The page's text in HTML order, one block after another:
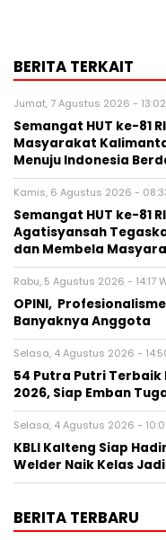
BERITA TERKAIT
Jumat, 7 Agustus 2026 - 13:02
Semangat HUT ke-81
Masyarakat
Menuju Indonesia
Kamis, 6 Agustus 2026 -
Semangat HUT ke-81
Agatisyansah
dan Membela
Rabu, 5 Agustus 2026 - 14:17
OPINI,
Banyaknya Anggota
Selasa, 4 Agustus 2026 -
54 Putra Putri
2026, Siap Emban
Selasa, 4 Agustus 2026 -
KBLI Kalteng Siap
Welder Naik Kelas
BERITA TERBARU